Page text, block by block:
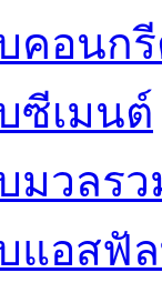
คอนก
ซีเมนต์
มวลร
แอสฟั